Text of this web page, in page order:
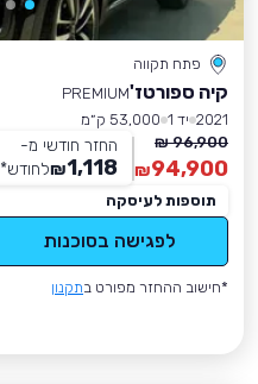
פתח תקווה
קיה ספורטז'PREMIUM
2021 יד 1
53,000 ק״מ
96,900 ₪
94,900
₪
החזר חודשי מ-
1,118
₪לחודש*
תוספות לעיסקה
לפגישה בסוכנות
*חישוב ההחזר מפורט בתקנון